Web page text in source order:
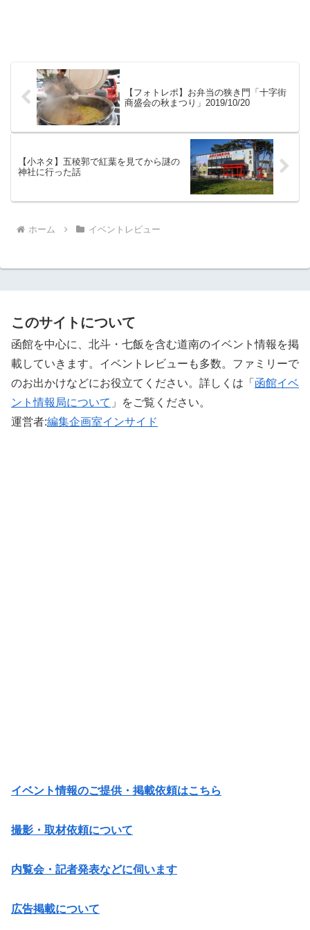
【フォトレポ】お弁当の狭き門「十字街
商盛会の秋まつり」2019/10/20
【小ネタ】五稜郭で紅葉を見てから謎の
神社に行った話
ホーム イベントレビュー
このサイトについて
函館を中心に、北斗・七飯を含む道南のイベント情報を掲
載していきます。イベントレビューも多数。ファミリーで
のお出かけなどにお役立てください。詳しくは「 函館イベ
ント情報局について 」をご覧ください。 ‎
運営者:編集企画室インサイド
イベント情報のご提供・掲載依頼はこちら
撮影・取材依頼について
内覧会・記者発表などに伺います
広告掲載について